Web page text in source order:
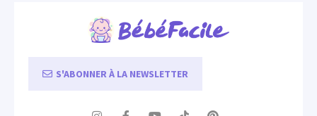
S'ABONNER À LA NEWSLETTER